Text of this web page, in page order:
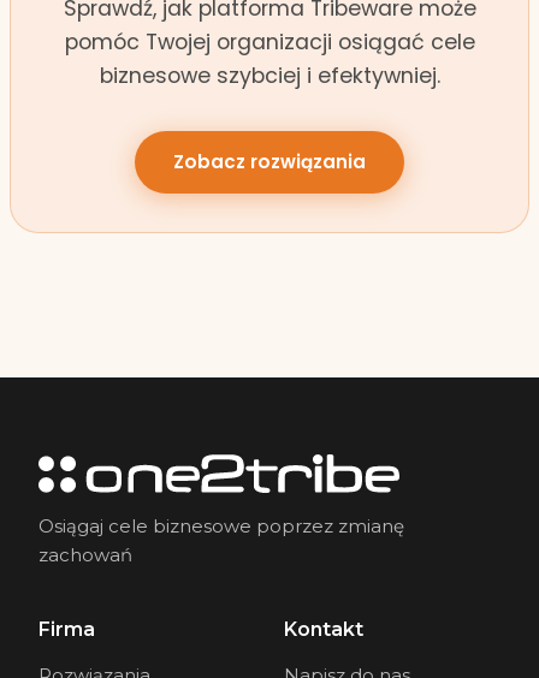
Sprawdź, jak platforma Tribeware może
pomóc Twojej organizacji osiągać cele
biznesowe szybciej i efektywniej.
Zobacz rozwiązania
Osiągaj cele biznesowe poprzez zmianę
zachowań
Firma
Kontakt